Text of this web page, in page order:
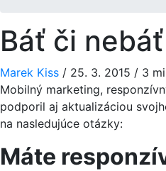
Báť či
Marek Kiss / 25. 3. 2015 / 3
Mobilný marketing,
podporil aj aktualizáciou
na nasledujúce otázky:
Máte